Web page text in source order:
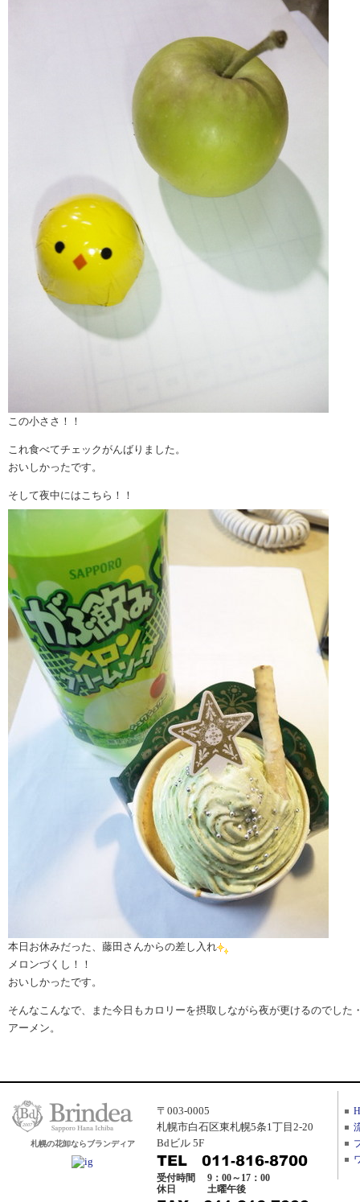
この小ささ！！
これ食べてチェックがんばりました。
おいしかったです。
そして夜中にはこちら！！
本日お休みだった、藤田さんからの差し入れ
メロンづくし！！
おいしかったです。
そんなこんなで、また今日もカロリーを摂取しながら夜が更けるのでした
アーメン。
札幌の花卸ならブランディア
〒003-0005
札幌市白石区東札幌5条1丁目2-20
Bdビル 5F
受付時間
9：00～17：00
休日
土曜午後